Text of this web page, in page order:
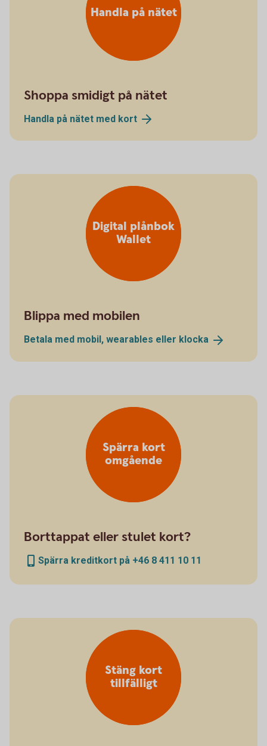
Handla på nätet
Shoppa smidigt på nätet
Handla på nätet med kort
Digital plånbok
Wallet
Blippa med mobilen
Betala med mobil, wearables eller klocka
Spärra kort
omgående
Borttappat eller stulet kort?
Spärra kreditkort på +46 8 411 10 11
Stäng kort
tillfälligt